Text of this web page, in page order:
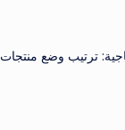
ترتيب وضع منتجات